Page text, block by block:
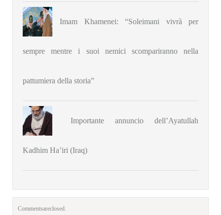
Imam Khamenei: “Soleimani vivrà per
sempre mentre i suoi nemici scompariranno nella
pattumiera della storia”
Importante annuncio dell’Ayatullah
Kadhim Ha’iri (Iraq)
Comments are closed.